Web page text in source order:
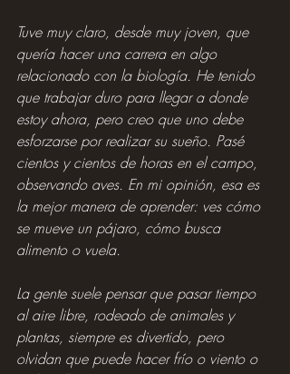
Tuve muy claro, desde muy joven, que
quería hacer una carrera en algo
relacionado con la biología. He tenido
que trabajar duro para llegar a donde
estoy ahora, pero creo que uno debe
esforzarse por realizar su sueño. Pasé
cientos y cientos de horas en el campo,
observando aves. En mi opinión, esa es
la mejor manera de aprender: ves cómo
se mueve un pájaro, cómo busca
alimento o vuela.
La gente suele pensar que pasar tiempo
al aire libre, rodeado de animales y
plantas, siempre es divertido, pero
olvidan que puede hacer frío o viento o